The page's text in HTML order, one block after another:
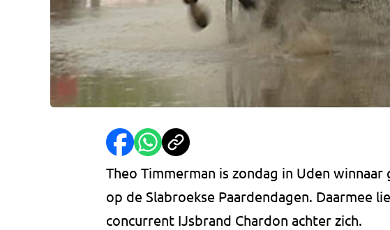
Theo Timmerman is zondag in Uden
op de Slabroekse Paardendagen. Daarmee
concurrent IJsbrand Chardon achter zich.